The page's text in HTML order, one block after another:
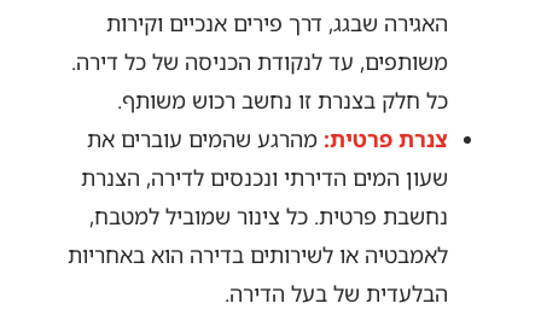
האגירה שבגג, דרך פירים אנכיים וקירות
משותפים, עד לנקודת הכניסה של כל דירה.
כל חלק בצנרת זו נחשב רכוש משותף.
צנרת פרטית: מהרגע שהמים עוברים את
שעון המים הדירתי ונכנסים לדירה, הצנרת
נחשבת פרטית. כל צינור שמוביל למטבח,
לאמבטיה או לשירותים בדירה הוא באחריות
הבלעדית של בעל הדירה.